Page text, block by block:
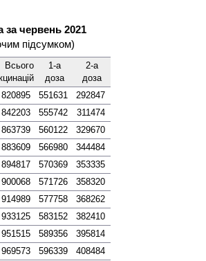
за червень 2021
підсумком)
Всього
1-а
доза
2-а
доза
820895 551631 292847
842203 555742 311474
863739 560122 329670
883609 566980 344484
894817 570369 353335
900068 571726 358320
914989 577758 368262
933125 583152 382410
951515 589356 395814
969573 596339 408484